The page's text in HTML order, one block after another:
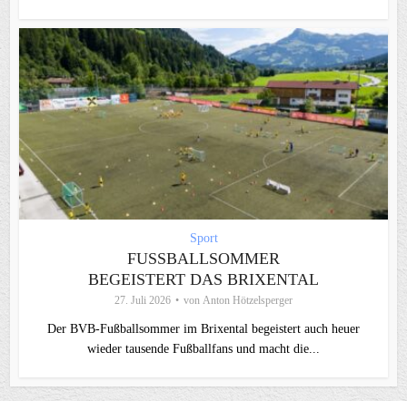
Sport
FUSSBALLSOMMER B
EGEISTERT DAS BRIXENTAL
27. Juli 2026 von Anton Hötzelsperger
Der BVB-Fußballsommer im Brixental begeistert auch heuer
wieder tausende Fußballfans und macht die...